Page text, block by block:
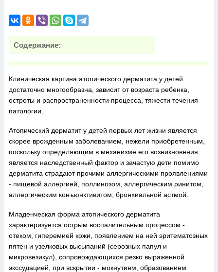
Содержание:
Клиническая картина атопического дерматита у детей
достаточно многообразна, зависит от возраста ребенка,
остроты и распространенности процесса, тяжести течения
патологии.
Атопический дерматит у детей первых лет жизни является
скорее врожденным заболеванием, нежели приобретенным,
поскольку определяющим в механизме его возникновения
является наследственный фактор и зачастую дети помимо
дерматита страдают прочими аллергическими проявлениями
- пищевой аллергией, поллинозом, аллергическим ринитом,
аллергическим конъюнктивитом, бронхиальной астмой.
Младенческая форма атопического дерматита
характеризуется острым воспалительным процессом -
отеком, гиперемией кожи, появлением на ней эритематозных
пятен и узелковых высыпаний (серозных папул и
микровезикул), сопровождающихся резко выраженной
экссудацией, при вскрытии - мокнутием, образованием